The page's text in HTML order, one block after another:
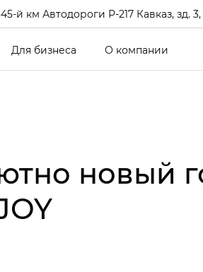
км Автодороги Р-217 Кавказ, зд. 3,
Для бизнеса О компании
новый